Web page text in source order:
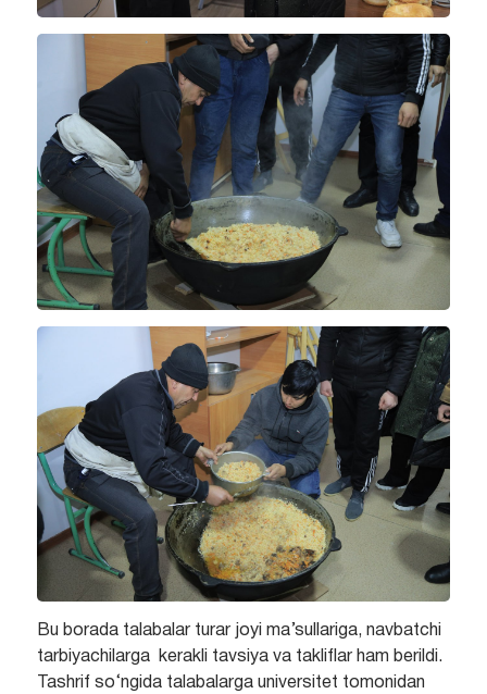
Bu borada talabalar turar joyi ma’sullariga, navbatchi
tarbiyachilarga kerakli tavsiya va takliflar ham berildi.
Tashrif so‘ngida talabalarga universitet tomonidan